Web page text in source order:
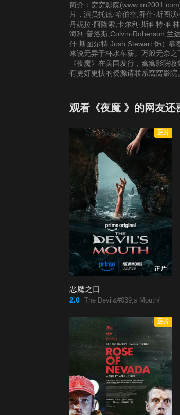
简介：窝窝影院
片，演员托德·哈伯空,乔什·斯图
丹妮拉·阿隆索,卡尔利·斯科特·科
海利·普洛斯,Colvin·Roberson,兰
什·斯图尔特 Josh Stewart 饰）
来说无异于杯水车薪。万般无奈
《夜魔》在美国发行，窝窝影院
有更好更快的资源请联系窝窝影院。
观看《夜魔 》的网友还
正片
正片
恶魔之口
2.0 The Devil&#039;s Mouth/
正片